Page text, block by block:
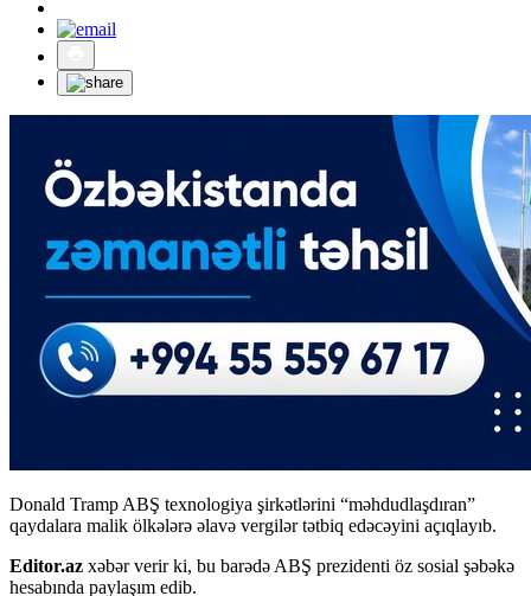
Donald Tramp ABŞ texnologiya şirkətlərini “məhdudlaşdıran”
qaydalara malik ölkələrə əlavə vergilər tətbiq edəcəyini açıqlayıb.
Editor.az xəbər verir ki, bu barədə ABŞ prezidenti öz sosial şəbəkə
hesabında paylaşım edib.